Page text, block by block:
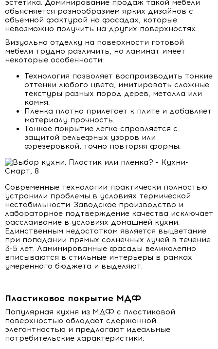
эстетика. Доминирование продаж такой мебели
объясняется разнообразием ярких дизайнов с
объемной фактурой на фасадах, которые
невозможно получить на других поверхностях.
Визуально отделку на поверхности готовой
мебели трудно различить, но ламинат имеет
некоторые особенности:
Технология позволяет воспроизводить тонкие
оттенки любого цвета, имитировать сложные
текстуры разных пород дерев, металла или
камня.
Пленка плотно прилегает к плите и добавляет
материалу прочность.
Тонкое покрытие легко справляется с
защитой рельефных узоров или
фрезеровкой, точно повторяя формы.
Современные технологии практически полностью
устранили проблемы в условиях термической
нестабильности. Заводское производство и
лабораторное подтверждение качества исключает
расслаивание в условиях домашней кухни.
Единственным недостатком является выцветание
при попадании прямых солнечных лучей в течение
3-5 лет. Ламинированные фасады великолепно
вписываются в стильные интерьеры в рамках
умеренного бюджета и выделяют.
Пластиковое покрытие МДФ
Популярная кухня из МДФ с пластиковой
поверхностью обладает сдержанной
элегантностью и предлагают идеальные
потребительские характеристики: